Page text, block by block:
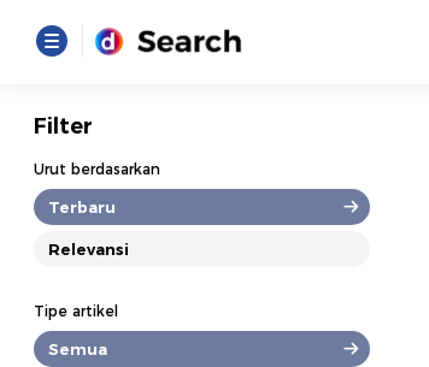
Filter
Urut berdasarkan
Terbaru
Relevansi
Tipe artikel
Semua